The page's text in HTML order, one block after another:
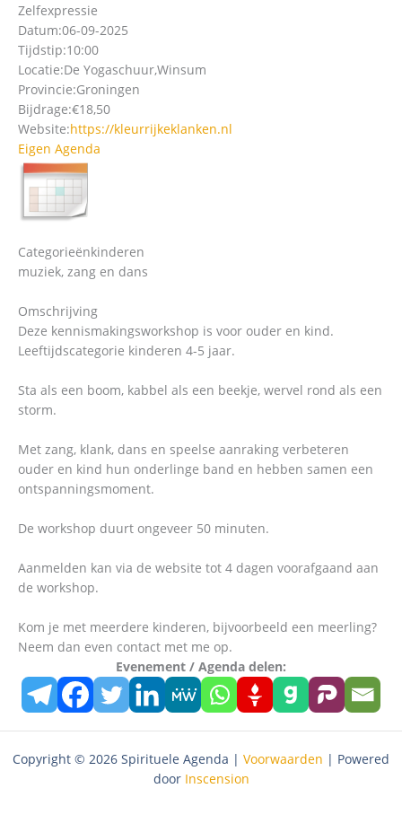
Zelfexpressie
Datum:06-09-2025
Tijdstip:10:00
Locatie:De Yogaschuur,Winsum
Provincie:Groningen
Bijdrage:€18,50
Website:https://kleurrijkeklanken.nl
Eigen Agenda
Categorieënkinderen
muziek, zang en dans
Omschrijving
Deze kennismakingsworkshop is voor ouder en kind.
Leeftijdscategorie kinderen 4-5 jaar.
Sta als een boom, kabbel als een beekje, wervel rond als een
storm.
Met zang, klank, dans en speelse aanraking verbeteren
ouder en kind hun onderlinge band en hebben samen een
ontspanningsmoment.
De workshop duurt ongeveer 50 minuten.
Aanmelden kan via de website tot 4 dagen voorafgaand aan
de workshop.
Kom je met meerdere kinderen, bijvoorbeeld een meerling?
Neem dan even contact met me op.
Evenement / Agenda delen:
Copyright © 2026 Spirituele Agenda | Voorwaarden | Powered
door Inscension